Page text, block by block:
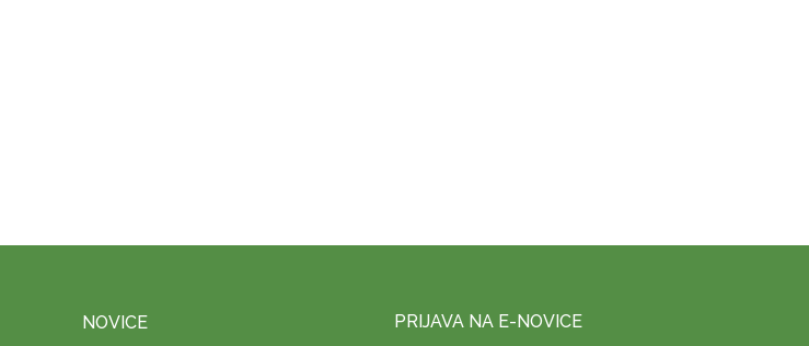
NOVICE PRIJAVA NA E-NOVICE